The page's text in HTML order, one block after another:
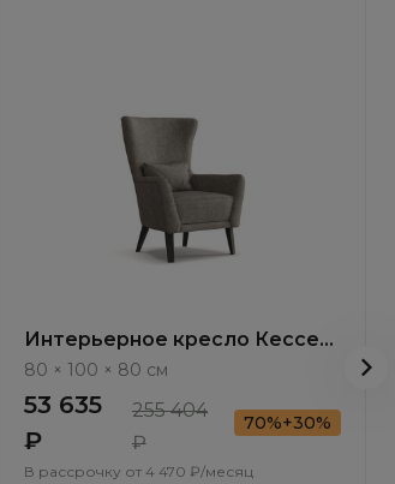
Интерьерное кресло Кессел
/ Kessel ММ115.4
80 × 100 × 80 см
53 635
₽
255 404
₽
70%+30%
В рассрочку от 4 470 ₽/месяц